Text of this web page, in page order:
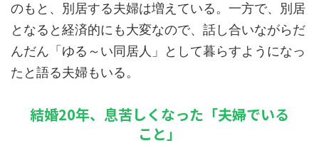
のもと、別居する夫婦は増えている。一方で、別居
となると経済的にも大変なので、話し合いながらだ
んだん「ゆる～い同居人」として暮らすようになっ
たと語る夫婦もいる。
結婚20年、息苦しくなった「夫婦でいる
こと」